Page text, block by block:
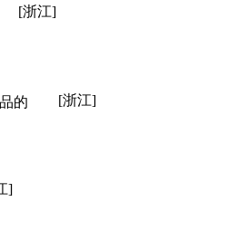
[浙江]
的
[浙江]
]